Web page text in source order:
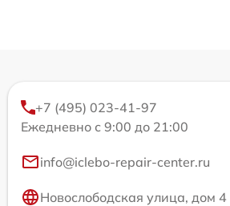
+7 (495) 023-41-97
Ежедневно с 9:00 до 21:00
info@iclebo-repair-center.ru
Новослободская улица, дом 4